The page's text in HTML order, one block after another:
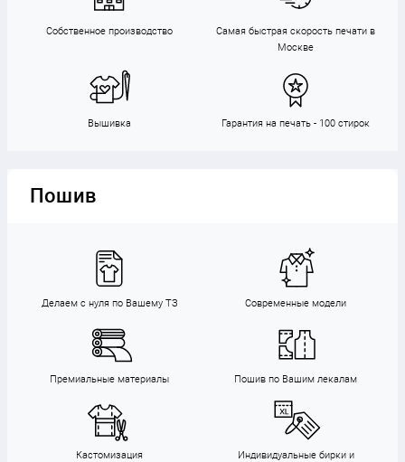
Собственное производство
Самая быстрая скорость печати в
Москве
Вышивка Гарантия на печать - 100 стирок
Пошив
Делаем с нуля по Вашему ТЗ Современные модели
Премиальные материалы Пошив по Вашим лекалам
Кастомизация
Индивидуальные бирки и